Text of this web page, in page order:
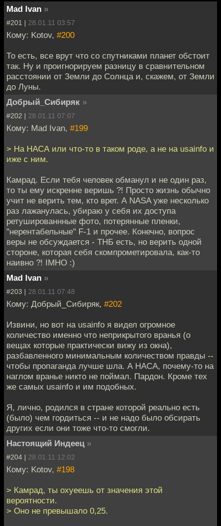
Mad Ivan »
#201 | 28.01.11 03:57
Кому: Kotov, #200
То есть, все врут что со спутниками планет обстоит
так. Ну и проигнорируем разницу в сравнительном
расстоянии от Земли до Солнца и, скажем, от Земли
до Луны.
Добрый_Сибиряк »
#202 | 28.01.11 07:07
Кому: Mad Ivan, #199
> На НАСА или что-то в таком роде, а не на usainfo и
иже с ним.
Камрад. Если тебя человек обманул и не один раз,
то ты ему искренне веришь ?! Просто жизнь обычно
учит не верить тем, кто врет. А NASA уже несколько
раз лажанулась, убираю у себя их доступа
ретушированнные фото, потерянные пленки,
"нерентабельные" F-1 и прочее. Конечно, вопрос
веры не обсуждается - ТНБ есть, но верить одной
стороне, которая себя скомпрометировала, как-то
наивно ?! IMHO :)
Mad Ivan »
#203 | 28.01.11 07:48
Кому: Добрый_Сибиряк, #202
Извини, но вот на usainfo я видел огромное
количество именно что неприкрытого вранья (о
вещах которые практически вижу из окна),
разбавленного минимальным количеством правды --
чтобы пропаганда лучше шла. А НАСА, почему-то на
наглом вранье никто не поймал. Пардон. Кроме тех
же самых usainfo и им подобных.
Я, лично, родился в стране которой реально есть
(было) чем гордиться -- и не надо было обсирать
других если они тоже что-то смогли.
Настоящий Индеец »
#204 | 28.01.11 12:02
Кому: Kotov, #198
> Камрад, ты охуеешь от значения этой
вероятности.
> Оно не превышало 0,25.